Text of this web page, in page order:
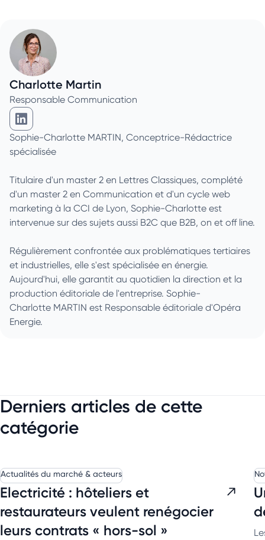
Charlotte Martin
Responsable Communication
Charlotte Martin sur Linkedin
Sophie-Charlotte MARTIN, Conceptrice-Rédactrice
spécialisée
Titulaire d'un master 2 en Lettres Classiques, complété
d'un master 2 en Communication et d'un cycle web
marketing à la CCI de Lyon, Sophie-Charlotte est
intervenue sur des sujets aussi B2C que B2B, on et off line.
Régulièrement confrontée aux problématiques tertiaires
et industrielles, elle s'est spécialisée en énergie.
Aujourd'hui, elle garantit au quotidien la direction et la
production éditoriale de l'entreprise. Sophie-
Charlotte MARTIN est Responsable éditoriale d'Opéra
Energie.
Derniers articles de cette
catégorie
Actualités du marché & acteurs
Electricité : hôteliers et
restaurateurs veulent renégocier
leurs contrats « hors-sol »